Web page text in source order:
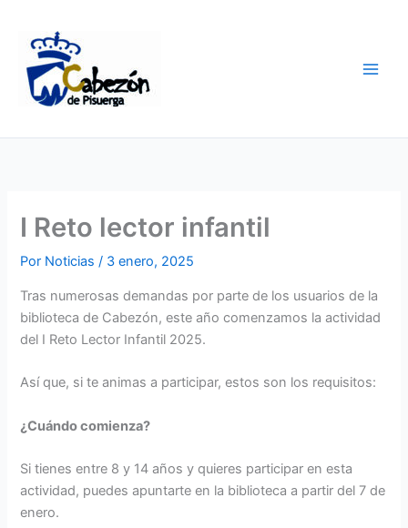
contenido
I Reto lector infantil
Por Noticias/ 3 enero, 2025
Tras numerosas demandas por parte de los usuarios de la
biblioteca de Cabezón, este año comenzamos la actividad
del I Reto Lector Infantil 2025.
Así que, si te animas a participar, estos son los requisitos:
¿Cuándo comienza?
Si tienes entre 8 y 14 años y quieres participar en esta
actividad, puedes apuntarte en la biblioteca a partir del 7 de
enero.